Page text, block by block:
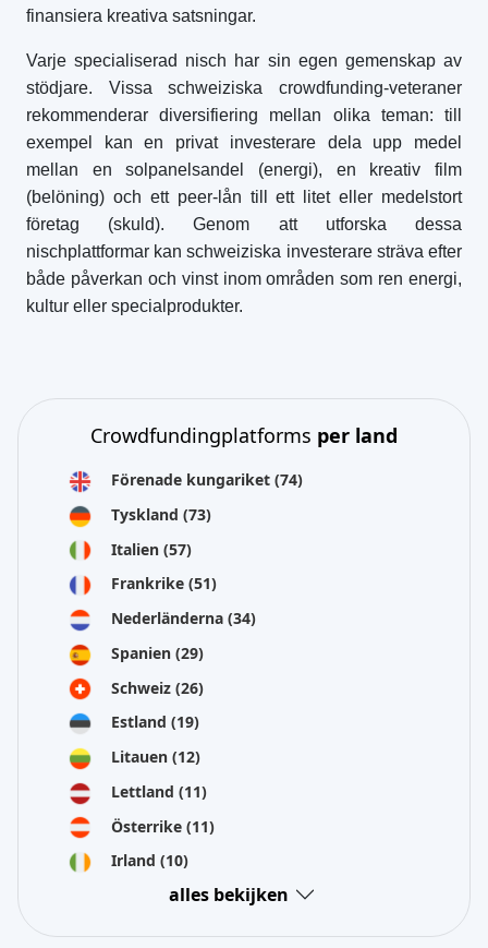
finansiera kreativa satsningar.
Varje specialiserad nisch har sin egen gemenskap av
stödjare. Vissa schweiziska crowdfunding-veteraner
rekommenderar diversifiering mellan olika teman: till
exempel kan en privat investerare dela upp medel
mellan en solpanelsandel (energi), en kreativ film
(belöning) och ett peer-lån till ett litet eller medelstort
företag (skuld). Genom att utforska dessa
nischplattformar kan schweiziska investerare sträva efter
både påverkan och vinst inom områden som ren energi,
kultur eller specialprodukter.
Crowdfundingplatforms per land
Förenade kungariket (74)
Tyskland (73)
Italien (57)
Frankrike (51)
Nederländerna (34)
Spanien (29)
Schweiz (26)
Estland (19)
Litauen (12)
Lettland (11)
Österrike (11)
Irland (10)
alles bekijken